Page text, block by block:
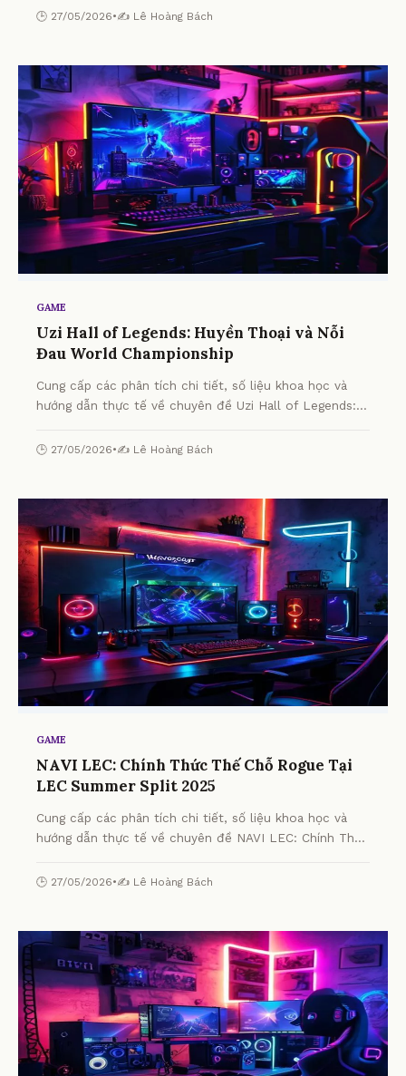
gia.
🕒 27/05/2026•✍️ Lê Hoàng Bách
GAME
Uzi Hall of Legends: Huyền Thoại và Nỗi
Đau World Championship
Cung cấp các phân tích chi tiết, số liệu khoa học và
hướng dẫn thực tế về chuyên đề Uzi Hall of Legends:
chuyên gia.
🕒 27/05/2026•✍️ Lê Hoàng Bách
GAME
NAVI LEC: Chính Thức Thế Chỗ Rogue Tại
LEC Summer Split 2025
Cung cấp các phân tích chi tiết, số liệu khoa học và
hướng dẫn thực tế về chuyên đề NAVI LEC: Chính Thức
gia.
🕒 27/05/2026•✍️ Lê Hoàng Bách